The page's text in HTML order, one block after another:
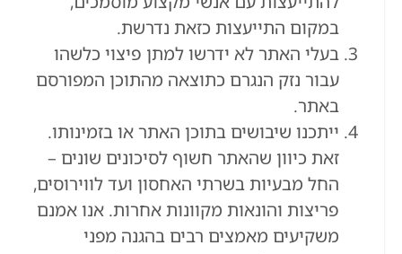
במקום התייעצות כזאת נדרשת.
בעלי האתר לא ידרשו למתן פיצוי כלשהו
עבור נזק הנגרם כתוצאה מהתוכן המפורסם
באתר.
ייתכנו שיבושים בתוכן האתר או בזמינותו.
זאת כיוון שהאתר חשוף לסיכונים שונים –
החל מבעיות בשרתי האחסון ועד לווירוסים,
פריצות והונאות מקוונות אחרות. אנו אמנם
משקיעים מאמצים רבים בהגנה מפני